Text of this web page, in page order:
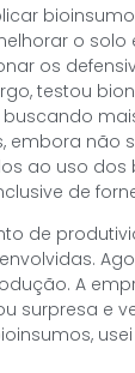
o solo
os
testou
embora não
ao uso dos
de
de
A
surpresa e